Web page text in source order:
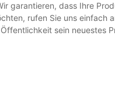
garantieren, dass Ihre
rufen Sie uns einfach
sein neuestes